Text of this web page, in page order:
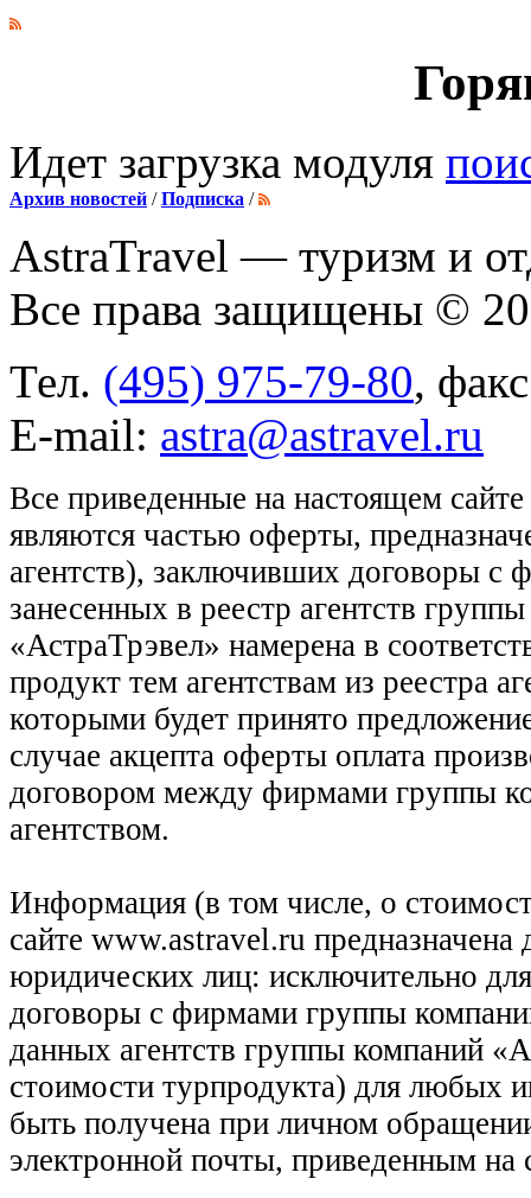
Идет загрузка модуля
Архив новостей /Подписка /
AstraTravel — туризм и
Все права защищены ©
Тел. (495) 975-79-80,
E-mail: astra@astravel.ru
Все приведенные на настоящем
являются частью оферты,
агентств), заключивших договоры
занесенных в реестр агентств
«АстраТрэвел» намерена в
продукт тем агентствам из реестра
которыми будет принято
случае акцепта оферты оплата
договором между фирмами группы
агентством.
Информация (в том числе, о
сайте www.astravel.ru предназначена
юридических лиц: исключительно
договоры с фирмами группы
данных агентств группы компаний
стоимости турпродукта) для любых
быть получена при личном
электронной почты, приведенным на